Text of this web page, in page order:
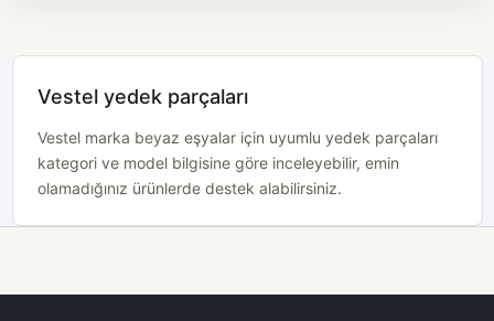
Vestel yedek parçaları
Vestel marka beyaz eşyalar için uyumlu yedek parçaları
kategori ve model bilgisine göre inceleyebilir, emin
olamadığınız ürünlerde destek alabilirsiniz.